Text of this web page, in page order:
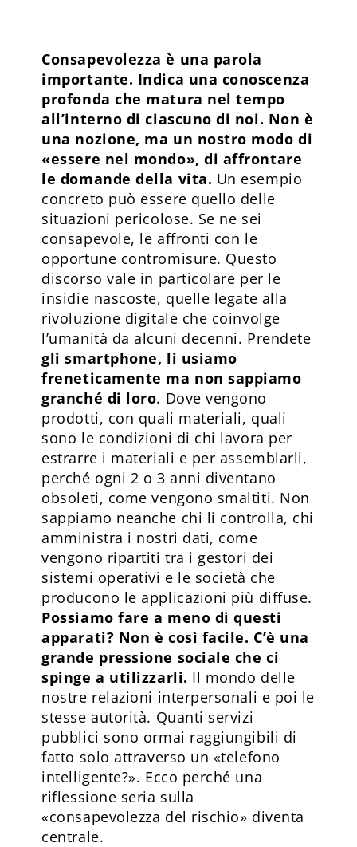
Consapevolezza è una parola
importante. Indica una conoscenza
profonda che matura nel tempo
all’interno di ciascuno di noi. Non è
una nozione, ma un nostro modo di
«essere nel mondo», di affrontare
le domande della vita. Un esempio
concreto può essere quello delle
situazioni pericolose. Se ne sei
consapevole, le affronti con le
opportune contromisure. Questo
discorso vale in particolare per le
insidie nascoste, quelle legate alla
rivoluzione digitale che coinvolge
l’umanità da alcuni decenni. Prendete
gli smartphone, li usiamo
freneticamente ma non sappiamo
granché di loro. Dove vengono
prodotti, con quali materiali, quali
sono le condizioni di chi lavora per
estrarre i materiali e per assemblarli,
perché ogni 2 o 3 anni diventano
obsoleti, come vengono smaltiti. Non
sappiamo neanche chi li controlla, chi
amministra i nostri dati, come
vengono ripartiti tra i gestori dei
sistemi operativi e le società che
producono le applicazioni più diffuse.
Possiamo fare a meno di questi
apparati? Non è così facile. C’è una
grande pressione sociale che ci
spinge a utilizzarli. Il mondo delle
nostre relazioni interpersonali e poi le
stesse autorità. Quanti servizi
pubblici sono ormai raggiungibili di
fatto solo attraverso un «telefono
intelligente?». Ecco perché una
riflessione seria sulla
«consapevolezza del rischio» diventa
centrale.